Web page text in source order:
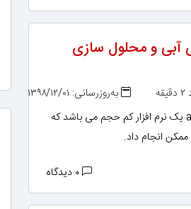
آبی و محلول سازی
به‌روزرسانی: ۱۳۹۸/۱۲/۰۱
نرم افزار محاسبات محلول‌های آبی و محلول سازی aqion یک نرم افزار کم حجم می باشد که
انجام داد.